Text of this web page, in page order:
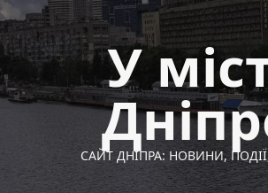
Перейти
до
вмісту
У
САЙТ ДНІПРА: НОВИНИ,